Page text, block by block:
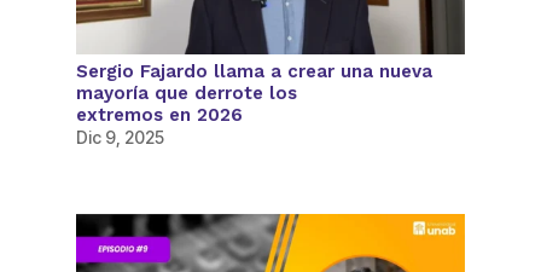
Sergio Fajardo llama a crear una nueva
mayoría que derrote los
extremos en 2026
Dic 9, 2025